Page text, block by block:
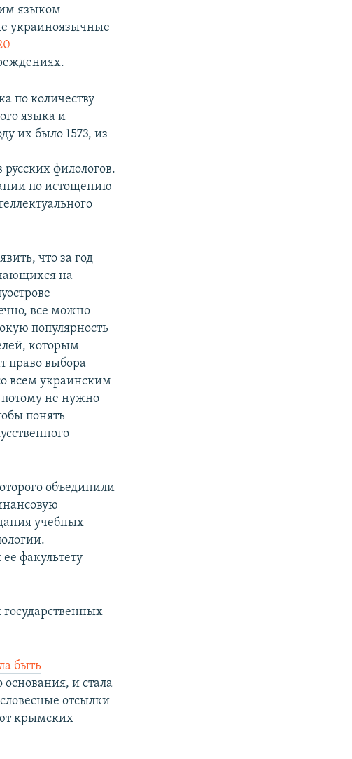
языком
украиноязычные
по количеству
языка и
их было 1573, из
филологов.
по истощению
что за год
на
все можно
популярность
которым
право выбора
всем украинским
потому не нужно
понять
объединили
учебных
факультету
быть
основания, и стала
отсылки
крымских